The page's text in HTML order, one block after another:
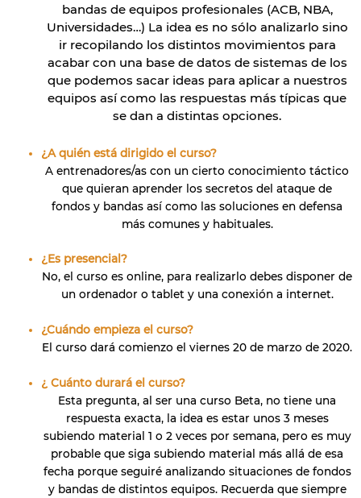
bandas de equipos profesionales (ACB, NBA,
Universidades…) La idea es no sólo analizarlo sino
ir recopilando los distintos movimientos para
acabar con una base de datos de sistemas de los
que podemos sacar ideas para aplicar a nuestros
equipos así como las respuestas más típicas que
se dan a distintas opciones.
¿A quién está dirigido el curso?
A entrenadores/as con un cierto conocimiento táctico
que quieran aprender los secretos del ataque de
fondos y bandas así como las soluciones en defensa
más comunes y habituales.
¿Es presencial?
No, el curso es online, para realizarlo debes disponer de
un ordenador o tablet y una conexión a internet.
¿Cuándo empieza el curso?
El curso dará comienzo el viernes 20 de marzo de 2020.
¿ Cuánto durará el curso?
Esta pregunta, al ser una curso Beta, no tiene una
respuesta exacta, la idea es estar unos 3 meses
subiendo material 1 o 2 veces por semana, pero es muy
probable que siga subiendo material más allá de esa
fecha porque seguiré analizando situaciones de fondos
y bandas de distintos equipos. Recuerda que siempre